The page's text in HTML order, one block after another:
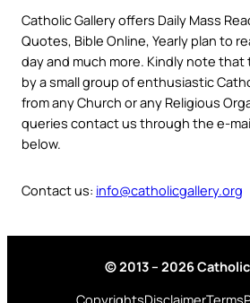
Catholic Gallery offers Daily Mass
Quotes, Bible Online, Yearly plan to
day and much more. Kindly note
by a small group of enthusiastic
from any Church or any Religious
queries contact us through the e-
below.
Contact us: info@catholicgallery.org
© 2013 – 2026